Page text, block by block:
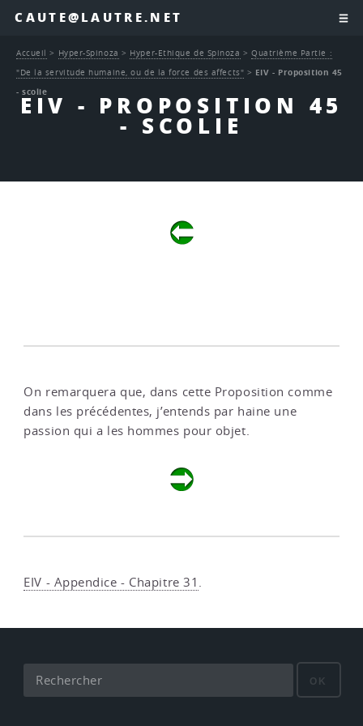
CAUTE@LAUTRE.NET
EIV - PROPOSITION 45
- SCOLIE
Accueil > Hyper-Spinoza > Hyper-Ethique de Spinoza >Quatrième Partie :
"De la servitude humaine, ou de la force des affects" > EIV - Proposition 45
- scolie
On remarquera que, dans cette Proposition comme
dans les précédentes, j’entends par haine une
passion qui a les hommes pour objet.
EIV - Appendice - Chapitre 31 .
OK